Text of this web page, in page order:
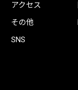
アクセス
その他
SNS